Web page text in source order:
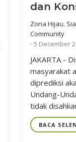
dan
Zona Hijau,
Community
-5 December
JAKARTA -
masyarakat
diprediksi
Undang-
tidak
BACA